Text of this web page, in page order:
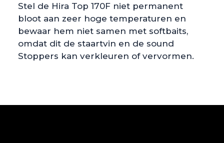
Stel de Hira Top 170F niet permanent
bloot aan zeer hoge temperaturen en
bewaar hem niet samen met softbaits,
omdat dit de staartvin en de sound
Stoppers kan verkleuren of vervormen.